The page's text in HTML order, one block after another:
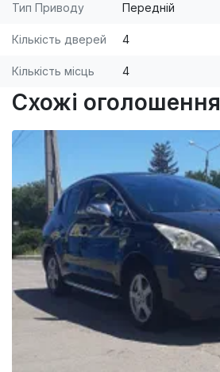
Тип Приводу Передній
Кількість дверей 4
Кількість місць 4
Схожі оголошення